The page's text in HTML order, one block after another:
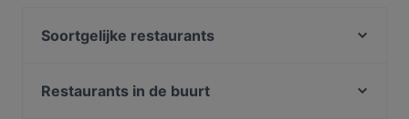
Internationaal. Ontdek wat Cafe St. George
en reserveer vandaag nog een tafel om van je
Soortgelijke restaurants
Pressroom
Restaurants in de buurt